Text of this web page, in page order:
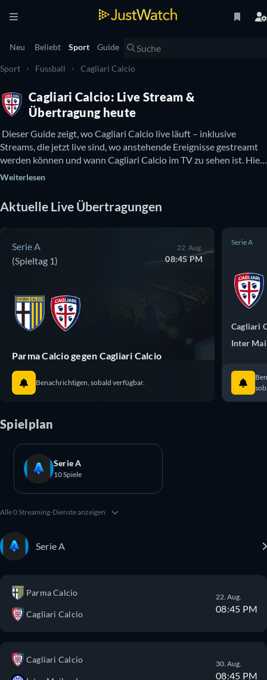
Neu Beliebt Sport Guide
Sport Fussball Cagliari Calcio
Cagliari Calcio: Live Stream &
Übertragung heute
Dieser Guide zeigt, wo Cagliari Calcio live läuft – inklusive
Streams, die jetzt live sind, wo anstehende Ereignisse gestreamt
werden können und wann Cagliari Calcio im TV zu sehen ist. Hier
gibt es auch Infos dazu, ob Cagliari Calcio kostenlos online zu
Weiterlesen
Aktuelle Live Übertragungen
Serie A
(Spieltag 1)
22. Aug.
08:45 PM
Parma Calcio gegen Cagliari Calcio
Benachrichtigen, sobald verfügbar.
Serie A
Cagliari
Inter
Spielplan
Serie A
10 Spiele
Alle 0 Streaming-Dienste anzeigen
Serie A
Parma Calcio
Cagliari Calcio
22. Aug.
08:45 PM
Cagliari Calcio 30. Aug.
08:45 PM